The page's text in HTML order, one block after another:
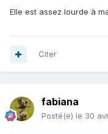
Elle est assez lourde à
Citer
fabiana
Posté(e) le 30